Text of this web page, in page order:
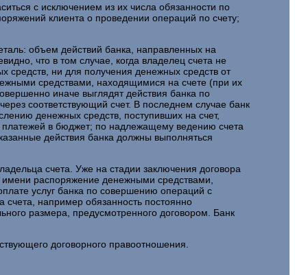
с исключением из их числа обязанности по
клиента о проведении операций по счету;
объем действий банка, направленных на
что в том случае, когда владелец счета не
средств, ни для получения денежных средств от
средствами, находящимися на счете (при их
иначе выглядят действия банка по
соответствующий счет. В последнем случае банк
денежных средств, поступивших на счет,
платежей в бюджет; по надлежащему ведению счета
действия банка должны выполняться
счета. Уже на стадии заключения договора
имени распоряжение денежными средствами,
услуг банка по совершению операций с
например обязанность постоянно
размера, предусмотренного договором. Банк
договорного правоотношения.